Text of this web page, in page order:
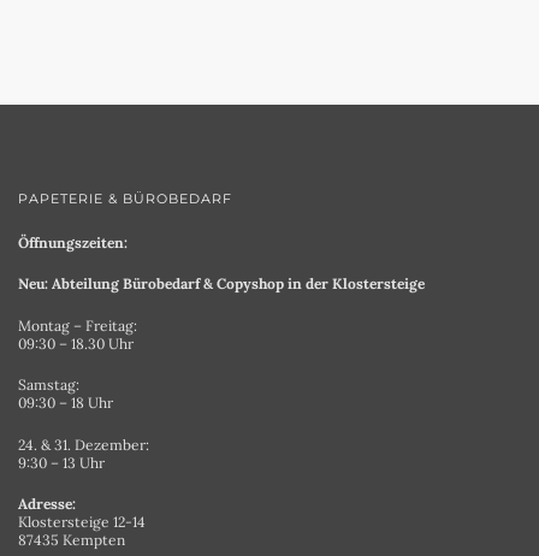
PAPETERIE & BÜROBEDARF
Öffnungszeiten:
Neu: Abteilung Bürobedarf & Copyshop in der Klostersteige
Montag – Freitag:
09:30 – 18.30 Uhr
Samstag:
09:30 – 18 Uhr
24. & 31. Dezember:
9:30 – 13 Uhr
Adresse:
Klostersteige 12-14
87435 Kempten